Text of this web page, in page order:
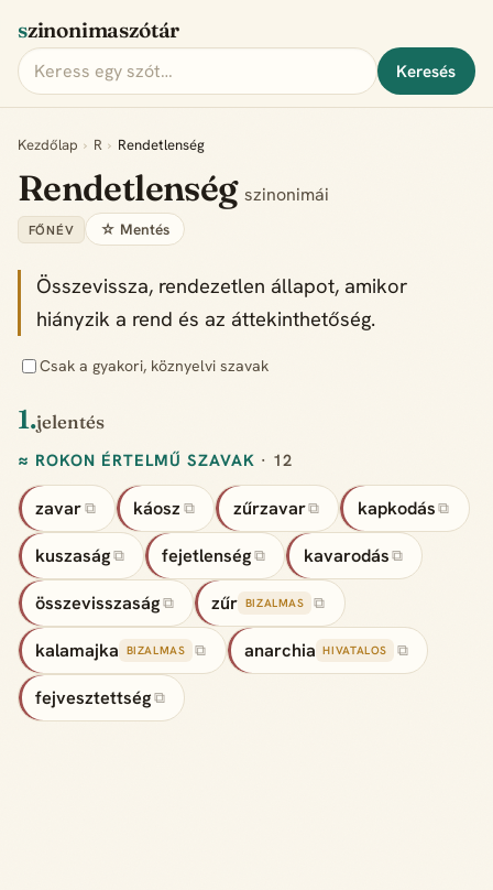
szinonimaszótár
Keresés
Kezdőlap › R › Rendetlenség
Rendetlenség szinonimái
FŐNÉV ☆ Mentés
Összevissza, rendezetlen állapot, amikor
hiányzik a rend és az áttekinthetőség.
Csak a gyakori, köznyelvi szavak
1.jelentés
≈ ROKON ÉRTELMŰ SZAVAK · 12
zavar ⧉ káosz ⧉ zűrzavar⧉ kapkodás ⧉
kuszaság ⧉ fejetlenség ⧉ kavarodás ⧉
összevisszaság ⧉ zűr BIZALMAS ⧉
kalamajka BIZALMAS ⧉ anarchia HIVATALOS ⧉
fejvesztettség ⧉